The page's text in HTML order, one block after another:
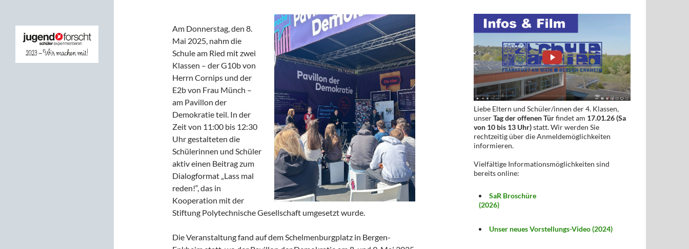
Am Donnerstag, den 8.
Mai 2025, nahm die
Schule am Ried mit zwei
Klassen – der G10b von
Herrn Cornips und der
E2b von Frau Münch –
am Pavillon der
Demokratie teil. In der
Zeit von 11:00 bis 12:30
Uhr gestalteten die
Schülerinnen und Schüler
aktiv einen Beitrag zum
Dialogformat „Lass mal
reden!“, das in
Kooperation mit der
Stiftung Polytechnische Gesellschaft umgesetzt wurde.
Die Veranstaltung fand auf dem Schelmenburgplatz in Bergen-
Liebe Eltern und Schüler/innen der 4. Klassen,
unserTag der offenen Türfindet am 17.01.26 (Sa
von 10 bis 13 Uhr)statt. Wir werden Sie
rechtzeitig über die Anmeldemöglichkeiten
informieren.
Vielfältige Informationsmöglichkeiten sind
bereits online:
SaR Broschüre
(2026)
Unser neues Vorstellungs-Video (2024)